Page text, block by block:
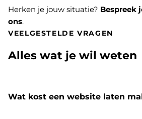
Herken je jouw situatie? Bespreek
ons.
VEELGESTELDE VRAGEN
Alles wat je wil weten
Wat kost een website laten